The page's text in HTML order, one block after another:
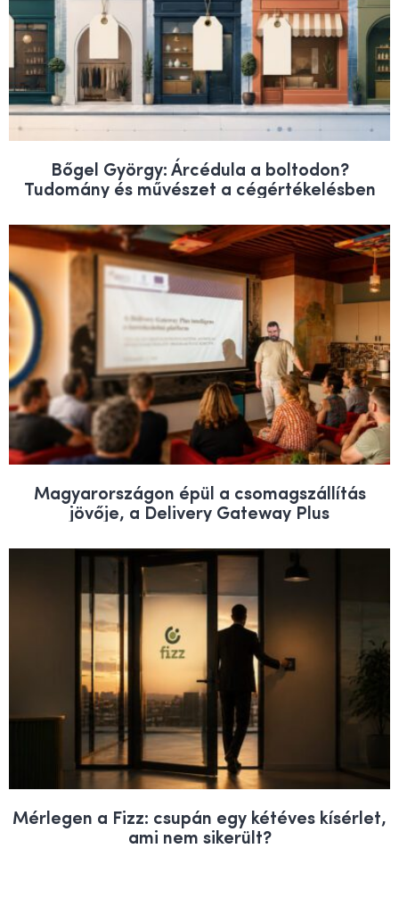
Bőgel György: Árcédula a boltodon?
Tudomány és művészet a cégértékelésben
Magyarországon épül a csomagszállítás
jövője, a Delivery Gateway Plus
Mérlegen a Fizz: csupán egy kétéves kísérlet,
ami nem sikerült?